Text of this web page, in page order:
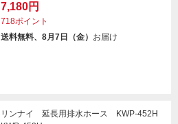
7,180円
718ポイント
送料無料、8月7日（金） お届け
リンナイ 延長用排水ホース KWP-452H